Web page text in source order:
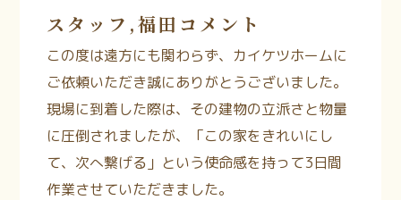
スタッフ,福田コメント
この度は遠方にも関わらず、カイケツホームに
ご依頼いただき誠にありがとうございました。
現場に到着した際は、その建物の立派さと物量
に圧倒されましたが、「この家をきれいにし
て、次へ繋げる」という使命感を持って3日間
作業させていただきました。